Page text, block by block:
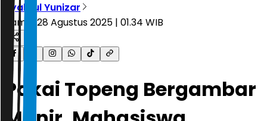
Syahrul Yunizar
Kamis, 28 Agustus 2025 | 01.34 WIB
Pakai Topeng Bergambar